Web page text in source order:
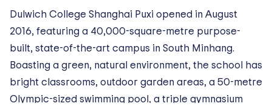
Dulwich College Shanghai Puxi opened in August
2016, featuring a 40,000-square-metre purpose-
built, state-of-the-art campus in South Minhang.
Boasting a green, natural environment, the school has
bright classrooms, outdoor garden areas, a 50-metre
Olympic-sized swimming pool, a triple gymnasium